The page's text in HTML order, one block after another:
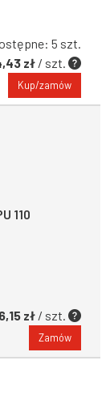
5 szt.
zł / szt.
Kup/zamów
110
6,15 zł / szt.
Zamów